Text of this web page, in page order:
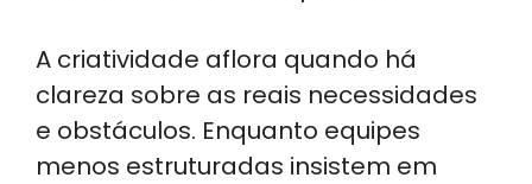
A criatividade aflora quando há
clareza sobre as reais necessidades
e obstáculos. Enquanto equipes
menos estruturadas insistem em